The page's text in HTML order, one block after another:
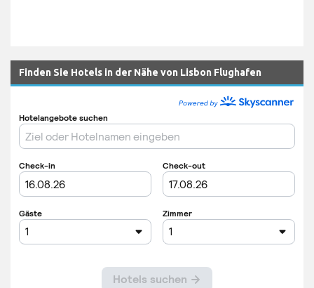
Finden Sie Hotels in der Nähe von Lisbon Flughafen